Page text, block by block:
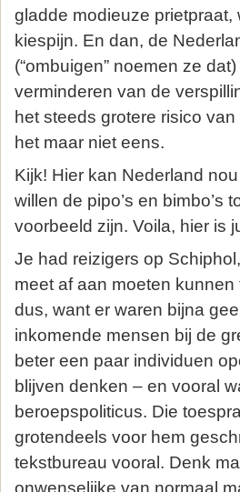
gladde modieuze
kiespijn. En dan, de
(“ombuigen” noemen ze
verminderen van de
het steeds grotere risico
het maar niet eens.
Kijk! Hier kan Nederland
willen de pipo’s en bimbo’s
voorbeeld zijn. Voila, hier is
Je had reizigers op
meet af aan moeten
dus, want er waren bijna
inkomende mensen bij de
beter een paar individuen
blijven denken – en vooral
beroepspoliticus. Die
grotendeels voor hem
tekstbureau vooral. Denk